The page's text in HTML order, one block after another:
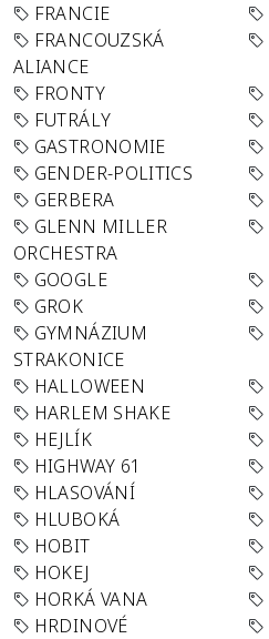
FRANCIE
FRANCOUZSKÁ
ALIANCE
FRONTY
FUTRÁLY
GASTRONOMIE
GENDER-POLITICS
GERBERA
GLENN MILLER
ORCHESTRA
GOOGLE
GROK
GYMNÁZIUM
STRAKONICE
HALLOWEEN
HARLEM SHAKE
HEJLÍK
HIGHWAY 61
HLASOVÁNÍ
HLUBOKÁ
HOBIT
HOKEJ
HORKÁ VANA
HRDINOVÉ